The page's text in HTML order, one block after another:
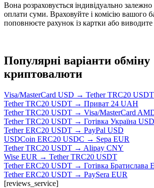
Вона розраховується індивідуально залежно
оплати суми. Враховуйте і комісію вашого
поповнюєте рахунок із картки або виводите
Популярні варіанти обміну
криптовалюти
Visa/MasterCard USD → Tether TRC20 USDT
Tether TRC20 USDT → Приват 24 UAH
Tether TRC20 USDT → Visa/MasterCard
Tether TRC20 USDT → Готівка Україна USD
Tether ERC20 USDT → PayPal USD
USDCoin ERC20 USDC → Sepa EUR
Tether TRC20 USDT → Alipay CNY
Wise EUR → Tether TRC20 USDT
Tether ERC20 USDT → Готівка Братислава
Tether ERC20 USDT → PaySera EUR
[reviews_service]